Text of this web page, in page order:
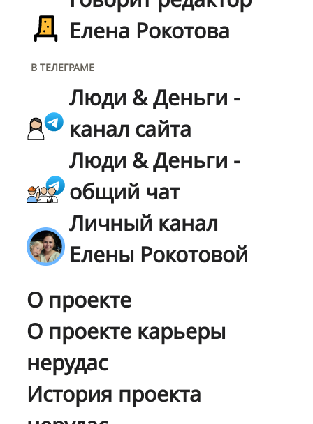
Елена Рокотова
В ТЕЛЕГРАМЕ
Люди & Деньги -
канал сайта
Люди & Деньги -
общий чат
Личный канал
Елены Рокотовой
О проекте
О проекте карьеры
нерудас
История проекта